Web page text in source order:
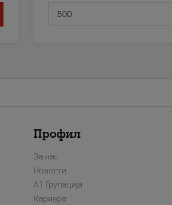
Профил
За нас
Новости
А1 Групација
Кариера